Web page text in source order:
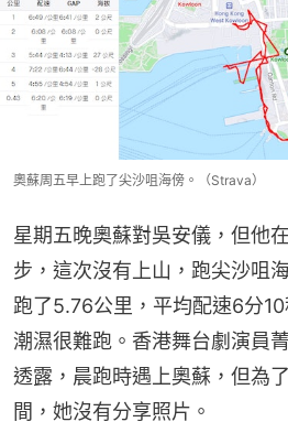
奧蘇周五早上跑了尖沙咀海傍。（Strava）
星期五晚奧蘇對吳安儀，但他
步，這次沒有上山，跑尖沙咀
跑了5.76公里，平均配速6分
潮濕很難跑。香港舞台劇演員
透露，晨跑時遇上奧蘇，但為
間，她沒有分享照片。